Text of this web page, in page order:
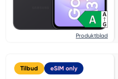
Produktblad
Tilbud eSIM only